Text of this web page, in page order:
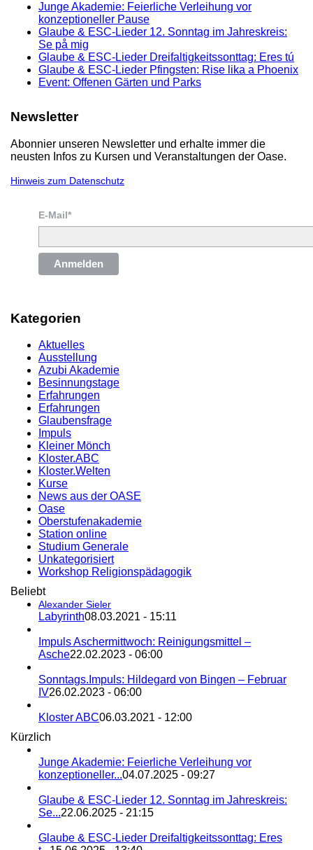
Junge Akademie: Feierliche Verleihung vor
konzeptioneller Pause
Glaube & ESC-Lieder 12. Sonntag im Jahreskreis:
Se på mig
Glaube & ESC-Lieder Dreifaltigkeitssonttag: Eres tú
Glaube & ESC-Lieder Pfingsten: Rise lika a Phoenix
Event: Offenen Gärten und Parks
Newsletter
Abonnier unseren Newsletter und erhalte immer die
neusten Infos zu Kursen und Veranstaltungen der Oase.
Hinweis zum Datenschutz
E-Mail*
Anmelden
Kategorien
Aktuelles
Ausstellung
Azubi Akademie
Besinnungstage
Erfahrungen
Erfahrungen
Glaubensfrage
Impuls
Kleiner Mönch
Kloster.ABC
Kloster.Welten
Kurse
News aus der OASE
Oase
Oberstufenakademie
Station online
Studium Generale
Unkategorisiert
Workshop Religionspädagogik
Beliebt
Alexander Sieler
Labyrinth08.03.2021 - 15:11
Impuls Aschermittwoch: Reinigungsmittel –
Asche22.02.2023 - 06:00
Sonntags.Impuls: Hildegard von Bingen – Februar
IV26.02.2023 - 06:00
Kloster ABC06.03.2021 - 12:00
Kürzlich
Junge Akademie: Feierliche Verleihung vor
konzeptioneller...04.07.2025 - 09:27
Glaube & ESC-Lieder 12. Sonntag im Jahreskreis:
Se...22.06.2025 - 21:15
Glaube & ESC-Lieder Dreifaltigkeitssonttag: Eres